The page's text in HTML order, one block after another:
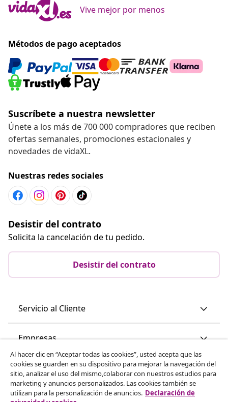
Vive mejor por menos
Métodos de pago aceptados
Suscríbete a nuestra newsletter
Únete a los más de 700 000 compradores que reciben
ofertas semanales, promociones estacionales y
novedades de vidaXL.
Nuestras redes sociales
Desistir del contrato
Solicita la cancelación de tu pedido.
Desistir del contrato
Servicio al Cliente
Empresas
vidaXL
Descubre mas
Al hacer clic en “Aceptar todas las cookies”, usted acepta que las
cookies se guarden en su dispositivo para mejorar la navegación del
sitio, analizar el uso del mismo,colaborar con nuestros estudios para
marketing y anuncios personalizados. Las cookies también se
utilizan para la personalización de anuncios. Declaración de